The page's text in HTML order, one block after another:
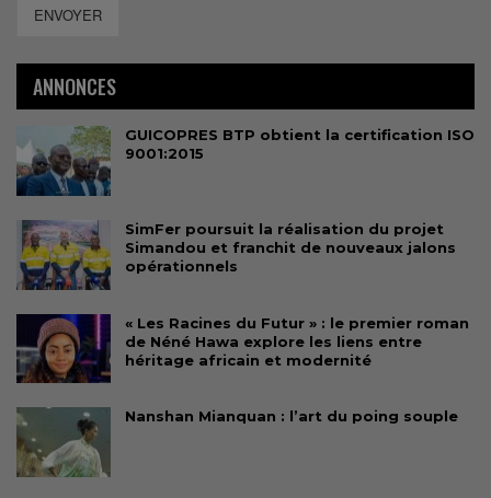
ENVOYER
ANNONCES
GUICOPRES BTP obtient la certification ISO
9001:2015
SimFer poursuit la réalisation du projet
Simandou et franchit de nouveaux jalons
opérationnels
« Les Racines du Futur » : le premier roman
de Néné Hawa explore les liens entre
héritage africain et modernité
Nanshan Mianquan : l’art du poing souple